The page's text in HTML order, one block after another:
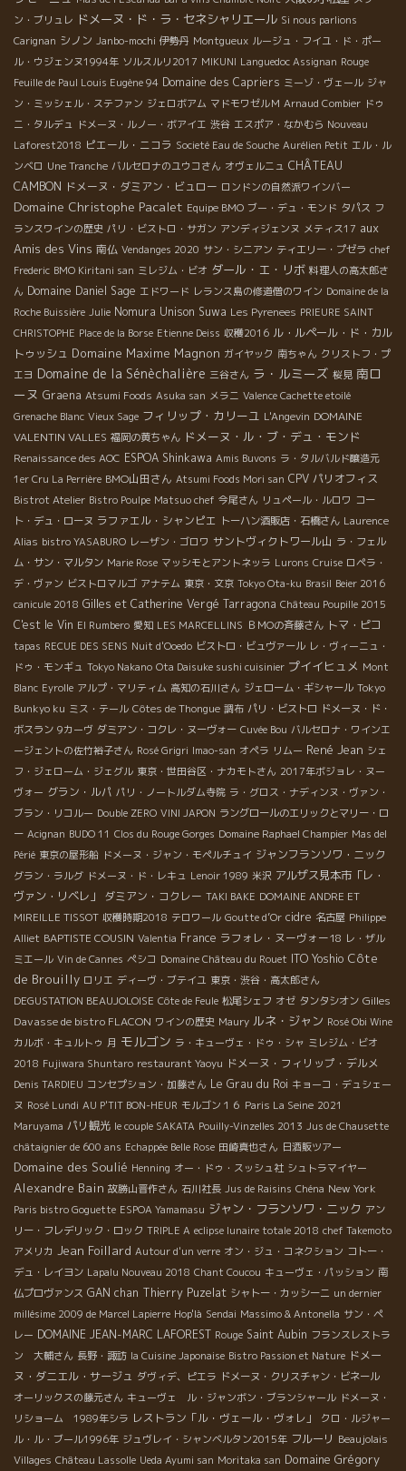
ン・ブリュレ ドメーヌ・ド・ラ・セネシャリエール Si nous parlions
Carignan シノン Janbo-mochi 伊勢丹 Montgueux ルージュ・フイユ・ド・ポー
ル・ウジェンヌ1994年 ソルスルリ2017 MIKUNI Languedoc Assignan Rouge
Feuille de Paul Louis Eugène 94 Domaine des Capriers ミーゾ・ヴェール ジャ
ン・ミッシェル・ステファン ジェロボアム マドモワゼルＭ Arnaud Combier ドゥ
ニ・タルデュ ドメーヌ・ルノー・ボアイエ 渋谷 エスポア・なかむら Nouveau
Laforest2018 ピエール・ニコラ Societé Eau de Souche Aurélien Petit エル・ル
ンベロ Une Tranche バルセロナのユウコさん オヴェルニュ CHÂTEAU
CAMBON ドメーヌ・ダミアン・ビュロー ロンドンの自然派ワインバー
Domaine Christophe Pacalet Equipe BMO ブー・デュ・モンド タパス フ
ランスワインの歴史 パリ・ビストロ・サガン アンディジェンヌ メティス17 aux
Amis des Vins 南仏 Vendanges 2020 サン・シニアン ティエリー・プゼラ chef
Frederic BMO Kiritani san ミレジム・ビオ ダール・エ・リボ 料理人の高太郎さ
ん Domaine Daniel Sage エドワード レランス島の修道僧のワイン Domaine de la
Roche Buissière Julie Nomura Unison Suwa Les Pyrenees PRIEURE SAINT
CHRISTOPHE Place de la Borse Etienne Deiss 収穫2016 ル・ルペール・ド・カル
トゥッシュ Domaine Maxime Magnon ガイヤック 南ちゃん クリストフ・プ
エヨ Domaine de la Sénèchalière 三谷さん ラ・ルミーズ 桜見 南ロ
ーヌ Graena Atsumi Foods Asuka san メラニ Valence Cachette etoilé
Grenache Blanc Vieux Sage フィリップ・カリーユ L'Angevin DOMAINE
VALENTIN VALLES 福岡の黄ちゃん ドメーヌ・ル・ブ・デュ・モンド
Renaissance des AOC ESPOA Shinkawa Amis Buvons ラ・タルバルド醸造元
1er Cru La Perrière BMO山田さん Atsumi Foods Mori san CPV パリオフィス
Bistrot Atelier Bistro Poulpe Matsuo chef 今尾さん リュペール・ルロワ コー
ト・デュ・ローヌ ラファエル・シャンピエ トーハン酒販店・石橋さん Laurence
Alias bistro YASABURO レーザン・ゴロワ サントヴィクトワール山 ラ・フェル
ム・サン・マルタン Marie Rose マッシモとアントネッラ Lurons Cruise ロペラ・
デ・ヴァン ビストロマルゴ アナテム 東京・文京 Tokyo Ota-ku Brasil Beier 2016
canicule 2018 Gilles et Catherine Vergé Tarragona Château Poupille 2015
C'est le Vin El Rumbero 愛知 LES MARCELLINS ＢＭОの斉藤さん トマ・ピコ
tapas RECUE DES SENS Nuit d'Ooedo ビストロ・ビュヴァール レ・ヴィーニュ・
ドゥ・モンギュ Tokyo Nakano Ota Daisuke sushi cuisinier プイイヒュメ Mont
Blanc Eyrolle アルプ・マリティム 高知の石川さん ジェローム・ギシャール Tokyo
Bunkyo ku ミス・テール Côtes de Thongue 調布 パリ・ビストロ ドメーヌ・ド・
ボスラン 9カーヴ ダミアン・コクレ・ヌーヴォー Cuvée Bou バルセロナ・ワインエ
ージェントの佐竹裕子さん Rosé Grigri Imao-san オペラ リムー René Jean シェ
フ・ジェローム・ジェグル 東京・世田谷区・ナカモトさん 2017年ボジョレ・ヌー
ヴォー グラン・ルパ パリ・ノートルダム寺院 ラ・グロス・ナディンヌ・ヴァン・
ブラン・リコルー Double ZERO VINI JAPON ラングロールのエリックとマリー・ロ
ー Acignan BUDO 11 Clos du Rouge Gorges Domaine Raphael Champier Mas del
Périé 東京の屋形船 ドメーヌ・ジャン・モペルチュイ ジャンフランソワ・ニック
グラン・ラルグ ドメーヌ・ド・レキュ Lenoir 1989 米沢 アルザス見本市「レ・
ヴァン・リベレ」
ダミアン・コクレー TAKI BAKE DOMAINE ANDRE ET
MIREILLE TISSOT 収穫時期2018 テロワール Goutte d’Or cidre 名古屋 Philippe
Alliet BAPTISTE COUSIN Valentia France ラフォレ・ヌーヴォー18 レ・ザル
ミエール Vin de Cannes ペシコ Domaine Château du Rouet ITO Yoshio Côte
de Brouilly ロリエ ディーヴ・ブテイユ 東京・渋谷・高太郎さん
DEGUSTATION BEAUJOLOISE Côte de Feule 松尾シェフ オゼ タンタシオン Gilles
Davasse de bistro FLACON ワインの歴史 Maury ルネ・ジャン Rosé Obi Wine
カルボ・キュルトゥ 月 モルゴン ラ・キューヴェ・ドゥ・シャ ミレジム・ビオ
2018 Fujiwara Shuntaro restaurant Yaoyu ドメーヌ・フィリップ・デルメ
Denis TARDIEU コンセプション・加藤さん Le Grau du Roi キョーコ・デュシェー
ヌ Rosé Lundi AU P'TIT BON-HEUR モルゴン１６ Paris La Seine 2021
Maruyama パリ観光 le couple SAKATA Pouilly-Vinzelles 2013 Jus de Chausette
châtaignier de 600 ans Echappée Belle Rose 田崎真也さん 日酒販ツアー
Domaine des Soulié Henning オー・ドゥ・スッシュ社 シュトラマイヤー
Alexandre Bain 故勝山晋作さん 石川社長 Jus de Raisins Chéna New York
Paris bistro Goguette ESPOA Yamamasu ジャン・フランソワ・ニック アン
リー・フレデリック・ロック TRIPLE A eclipse lunaire totale 2018 chef Takemoto
アメリカ Jean Foillard Autour d'un verre オン・ジュ・コネクション コトー・
デュ・レイヨン Lapalu Nouveau 2018 Chant Coucou キューヴェ・パッション 南
仏プロヴァンス GAN chan Thierry Puzelat シャトー・カッシーニ un dernier
millésime 2009 de Marcel Lapierre Hop'là Sendai Massimo & Antonella サン・ペ
レー DOMAINE JEAN-MARC LAFOREST Rouge Saint Aubin フランスレストラ
ン 大輔さん 長野・諏訪 la Cuisine Japonaise Bistro Passion et Nature ドメー
ヌ・ダニエル・サージュ ダヴィデ、ピエラ ドメーヌ・クリスチャン・ビネール
オーリックスの藤元さん キューヴェ ル・ジャンボン・ブランシャール ドメーヌ・
リショーム 1989年シラ レストラン「ル・ヴェール・ヴォレ」
クロ・ルジャー
ル・ル・ブール1996年 ジュヴレイ・シャンベルタン2015年 フルーリ Beaujolais
Villages Château Lassolle Ueda Ayumi san Moritaka san Domaine Grégory